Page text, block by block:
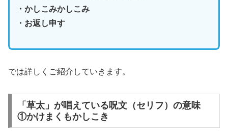
・かしこみかしこみ
・お返し申す
では詳しくご紹介していきます。
「草太」が唱えている呪文（セリフ）の意味
①かけまくもかしこき